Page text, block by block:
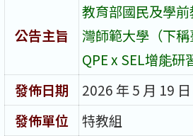
公告主旨
教育部國民及學
灣師範大學（下
QPE x SEL增能研
發佈日期
2026 年 5 月 19 日
發佈單位
特教組